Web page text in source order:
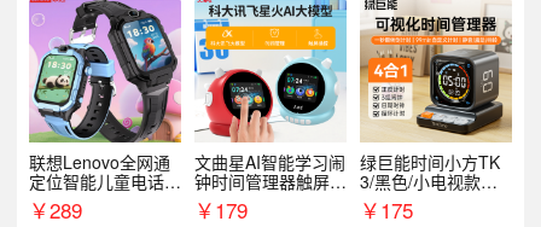
联想Lenovo全网通
定位智能儿童电话手
表A1
￥289
文曲星AI智能学习闹
钟时间管理器触屏N
1pro
￥179
绿巨能时间小方TK
3/黑色/小电视款【T
K3】
￥175